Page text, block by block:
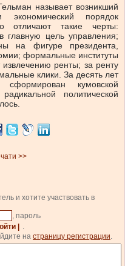
называет возникший
порядок
отличают такие черты:
главную цель управления;
на фигуре президента,
формальные институты
ренты; за ренту
клики. За десять лет
кумовской
политической
>>
и хотите участвовать в
, пароль
|
.
на страницу регистрации.